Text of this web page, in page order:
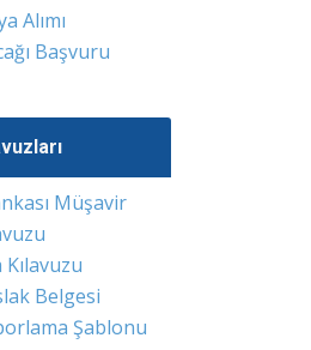
Alımı
Başvuru
Müşavir
Kılavuzu
Belgesi
Şablonu